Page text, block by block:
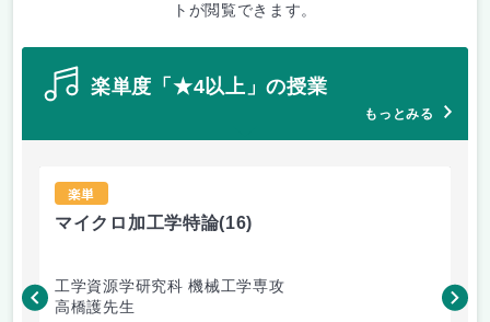
トが閲覧できます。
楽単度「★4以上」の授業
もっとみる
楽単
マイクロ加工学特論(16)
工学資源学研究科 機械工学専攻
高橋護先生
吉